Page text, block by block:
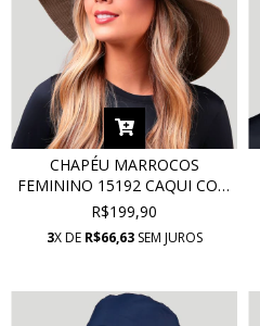
CHAPÉU MARROCOS
FEMININO 15192 CAQUI COM
PROTEÇÃO UV
R$199,90
3X DE R$66,63SEM JUROS